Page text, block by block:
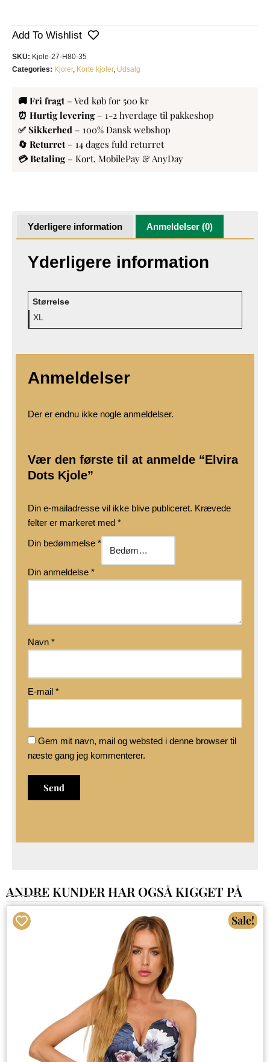
Add To Wishlist
SKU: Kjole-27-H80-35
Categories: Kjoler, Korte kjoler, Udsalg
🚚 Fri fragt – Ved køb for 500 kr
⏰ Hurtig levering – 1-2 hverdage til pakkeshop
✅ Sikkerhed – 100% Dansk webshop
🔄 Returret – 14 dages fuld returret
💳 Betaling – Kort, MobilePay & AnyDay
Yderligere information Anmeldelser (0)
Yderligere information
Størrelse
XL
Anmeldelser
Der er endnu ikke nogle anmeldelser.
Vær den første til at anmelde “Elvira
Dots Kjole”
Din e-mailadresse vil ikke blive publiceret. Krævede
felter er markeret med *
Din bedømmelse *
Din anmeldelse *
Navn *
E-mail *
Gem mit navn, mail og websted i denne browser til
næste gang jeg kommenterer.
ANDRE KUNDER HAR OGSÅ KIGGET PÅ
Sale!